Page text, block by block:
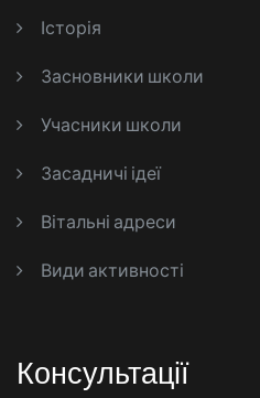
Історія
Засновники школи
Учасники школи
Засадничі ідеї
Вітальні адреси
Види активності
Консультації